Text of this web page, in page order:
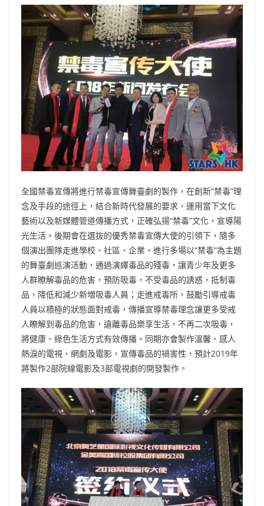
全國禁毒宣傳將進行禁毒宣傳舞臺劇的製作，在創新“禁毒”理
念及手段的途徑上，結合新時代發展的要求，運用當下文化
藝術以及新媒體管道傳播方式，正確弘揚“禁毒”文化，宣導陽
光生活。後期會在選抜的優秀禁毒宣傳大使的引領下，隨多
個演出團隊走進學校、社區、企業，進行多場以“禁毒”為主題
的舞臺劇巡演活動，通過演繹毒品的殘毒，讓青少年及更多
人群瞭解毒品的危害，預防吸毒，不受毒品的誘惑，抵制毒
品，降低和減少新増吸毒人員；走進戒毒所，鼓勵引導戒毒
人員以積極的狀態面對戒毒，傳播宣導禁毒理念讓更多受戒
人瞭解到毒品的危害，遠離毒品樂享生活，不再二次吸毒，
將健康、綠色生活方式有效傳播。同期亦會製作溫馨、感人
熱淚的電視、網劇及電影，宣傳毒品的禍害性，預計2019年
將製作2部院線電影及3部電視劇的開發製作。